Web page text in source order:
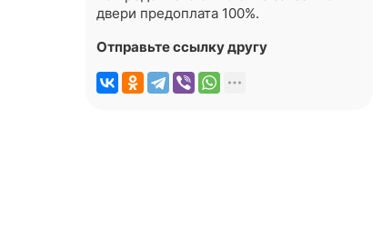
двери предоплата 100%.
Отправьте ссылку другу